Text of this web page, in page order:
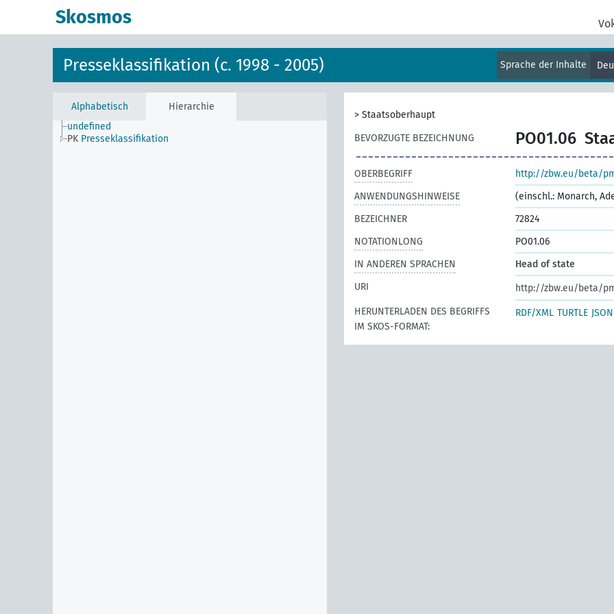
Skosmos
Presseklassifikation (c. 1998 - 2005) Sprache der Inhalte
Alphabetisch
Hierarchie
undefined
PK Presseklassifikation
> Staatsoberhaupt
BEVORZUGTE BEZEICHNUNG
PO01.06
OBERBEGRIFF
http://zbw.eu/beta/
ANWENDUNGSHINWEISE
(einschl.: Monarch,
BEZEICHNER
72824
NOTATIONLONG
PO01.06
IN ANDEREN SPRACHEN
Head of state
URI
http://zbw.eu/beta/
HERUNTERLADEN DES BEGRIFFS
IM SKOS-FORMAT:
RDF/XML TURTLE